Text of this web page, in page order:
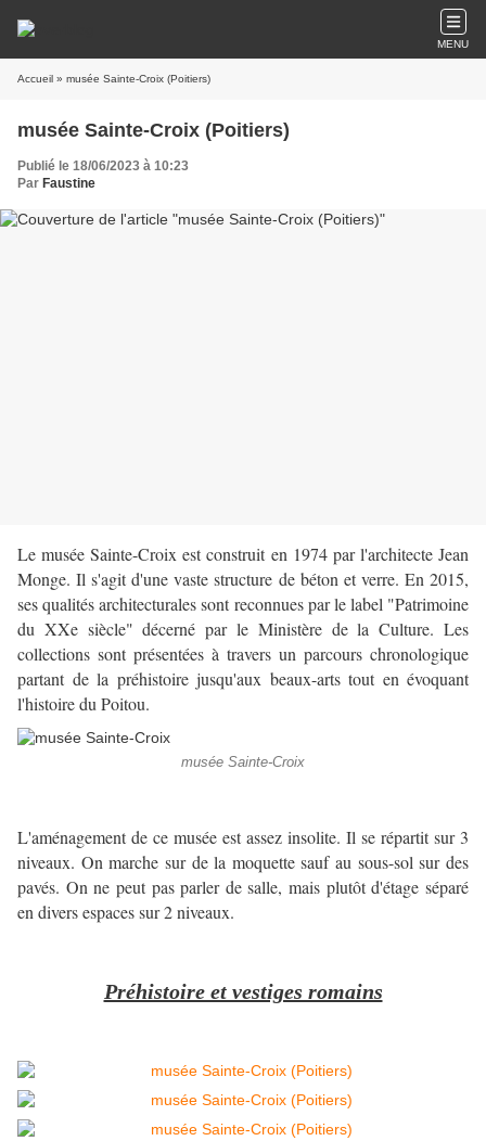
MENU
Accueil » musée Sainte-Croix (Poitiers)
musée Sainte-Croix (Poitiers)
Publié le 18/06/2023 à 10:23
Par Faustine
Le musée Sainte-Croix est construit en 1974 par l'architecte Jean
Monge. Il s'agit d'une vaste structure de béton et verre. En 2015,
ses qualités architecturales sont reconnues par le label "Patrimoine
du XXe siècle" décerné par le Ministère de la Culture. Les
collections sont présentées à travers un parcours chronologique
partant de la préhistoire jusqu'aux beaux-arts tout en évoquant
l'histoire du Poitou.
musée Sainte-Croix
L'aménagement de ce musée est assez insolite. Il se répartit sur 3
niveaux. On marche sur de la moquette sauf au sous-sol sur des
pavés. On ne peut pas parler de salle, mais plutôt d'étage séparé
en divers espaces sur 2 niveaux.
Préhistoire et vestiges romains